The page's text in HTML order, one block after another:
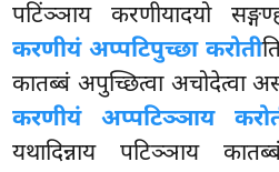
पटिंञ्ञाय करणीयादयो
करणीयं अप्पटिपुच्छा करोती
कातब्बं अपुच्छित्वा अचोदेत्वा
करणीयं अप्पटिञ्ञाय
यथादिन्नाय पटिञ्ञाय